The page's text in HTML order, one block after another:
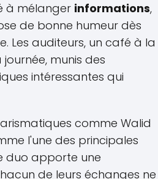
à mélanger informations,
de bonne humeur dès
Les auditeurs, un café à la
munis des
intéressantes qui
comme Walid
l'une des principales
duo apporte une
de leurs échanges ne